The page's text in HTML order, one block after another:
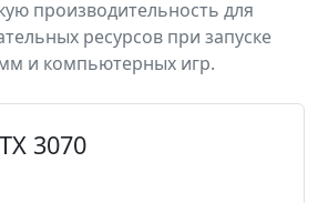
производительность для
ресурсов при запуске
и компьютерных игр.
3070